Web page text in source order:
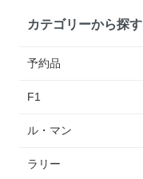
カテゴリーから探す
予約品
F1
ル・マン
ラリー